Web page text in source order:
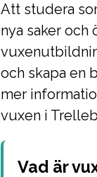
Att studera
nya saker och
och skapa en
mer
vuxen i
Vad är